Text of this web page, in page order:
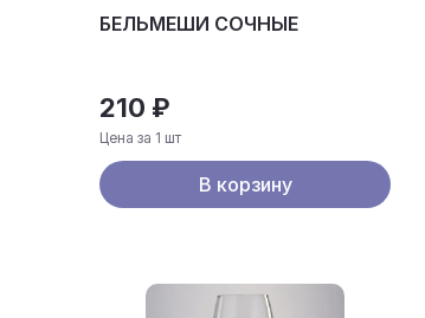
БЕЛЬМЕШИ СОЧНЫЕ
210 ₽
Цена за 1 шт
В корзину